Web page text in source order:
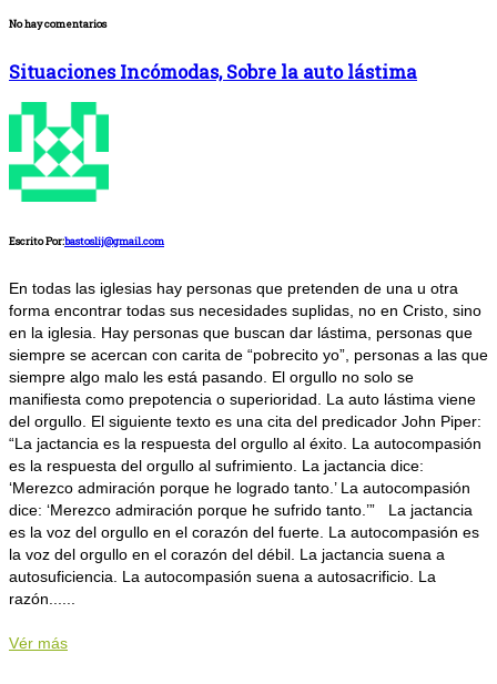
No hay comentarios
Situaciones Incómodas, Sobre la auto lástima
Escrito Por:bastoslij@gmail.com
En todas las iglesias hay personas que pretenden de una u otra
forma encontrar todas sus necesidades suplidas, no en Cristo, sino
en la iglesia. Hay personas que buscan dar lástima, personas que
siempre se acercan con carita de “pobrecito yo”, personas a las que
siempre algo malo les está pasando. El orgullo no solo se
manifiesta como prepotencia o superioridad. La auto lástima viene
del orgullo. El siguiente texto es una cita del predicador John Piper:
“La jactancia es la respuesta del orgullo al éxito. La autocompasión
es la respuesta del orgullo al sufrimiento. La jactancia dice:
‘Merezco admiración porque he logrado tanto.’ La autocompasión
dice: ‘Merezco admiración porque he sufrido tanto.’” La jactancia
es la voz del orgullo en el corazón del fuerte. La autocompasión es
la voz del orgullo en el corazón del débil. La jactancia suena a
autosuficiencia. La autocompasión suena a autosacrificio. La
razón......
Vér más